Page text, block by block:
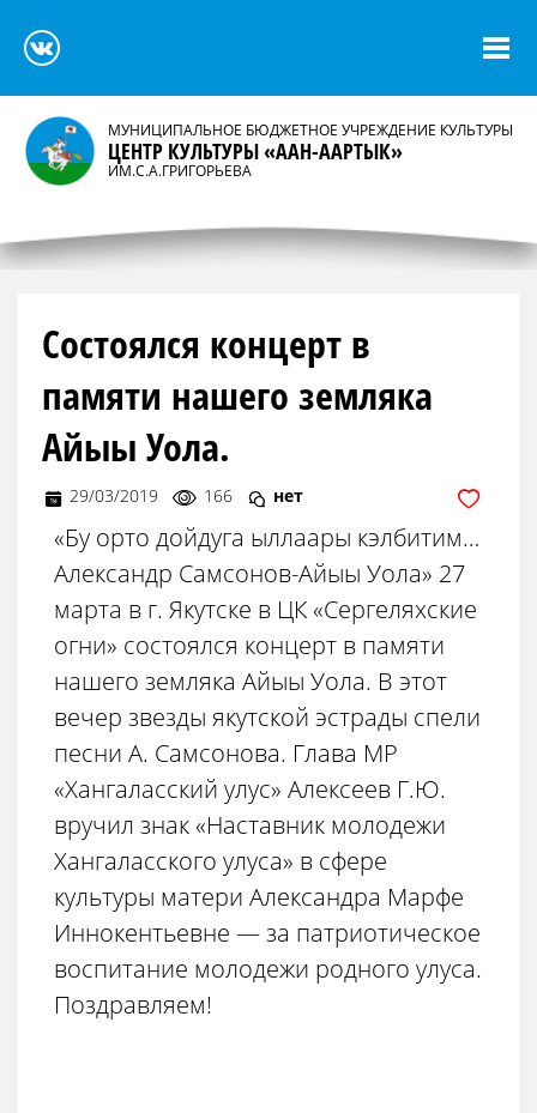
МУНИЦИПАЛЬНОЕ БЮДЖЕТНОЕ УЧРЕЖДЕНИЕ КУЛЬТУРЫ
ЦЕНТР КУЛЬТУРЫ «ААН-ААРТЫК»
ИМ.С.А.ГРИГОРЬЕВА
Состоялся концерт в
памяти нашего земляка
Айыы Уола.
29/03/2019 166 нет
«Бу орто дойдуга ыллаары кэлбитим…
Александр Самсонов-Айыы Уола» 27
марта в г. Якутске в ЦК «Сергеляхские
огни» состоялся концерт в памяти
нашего земляка Айыы Уола. В этот
вечер звезды якутской эстрады спели
песни А. Самсонова. Глава МР
«Хангаласский улус» Алексеев Г.Ю.
вручил знак «Наставник молодежи
Хангаласского улуса» в сфере
культуры матери Александра Марфе
Иннокентьевне — за патриотическое
воспитание молодежи родного улуса.
Поздравляем!